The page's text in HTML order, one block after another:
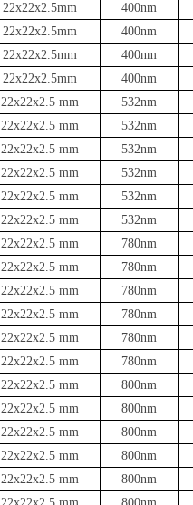
22x22x2.5mm 400nm
22x22x2.5mm 400nm
22x22x2.5mm 400nm
22x22x2.5mm 400nm
22x22x2.5 mm 532nm
22x22x2.5 mm 532nm
22x22x2.5 mm 532nm
22x22x2.5 mm 532nm
22x22x2.5 mm 532nm
22x22x2.5 mm 532nm
22x22x2.5 mm 780nm
22x22x2.5 mm 780nm
22x22x2.5 mm 780nm
22x22x2.5 mm 780nm
22x22x2.5 mm 780nm
22x22x2.5 mm 780nm
22x22x2.5 mm 800nm
22x22x2.5 mm 800nm
22x22x2.5 mm 800nm
22x22x2.5 mm 800nm
22x22x2.5 mm 800nm